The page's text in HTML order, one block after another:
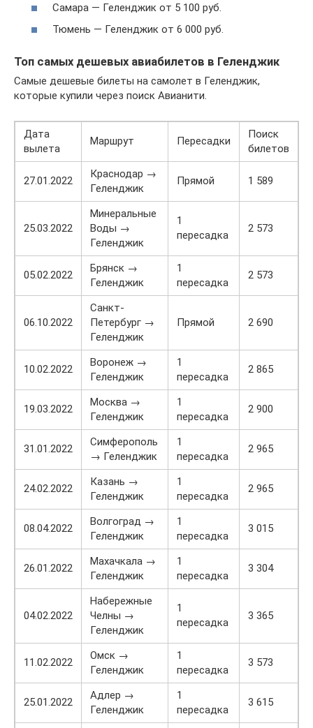
Самара — Геленджик от 5 100 руб.
Тюмень — Геленджик от 6 000 руб.
Топ самых дешевых авиабилетов в Геленджик
Самые дешевые билеты на самолет в Геленджик,
которые купили через поиск Авианити.
Дата
вылета
Маршрут Пересадки
Поиск
билетов
27.01.2022
Краснодар →
Геленджик
Прямой 1 589
25.03.2022
Минеральные
Воды →
Геленджик
1
пересадка
2 573
05.02.2022
Брянск →
Геленджик
1
пересадка
2 573
06.10.2022
Санкт-
Петербург →
Геленджик
Прямой 2 690
10.02.2022
Воронеж →
Геленджик
1
пересадка
2 865
19.03.2022
Москва →
Геленджик
1
пересадка
2 900
31.01.2022
Симферополь
→ Геленджик
1
пересадка
2 965
24.02.2022
Казань →
Геленджик
1
пересадка
2 965
08.04.2022
Волгоград →
Геленджик
1
пересадка
3 015
26.01.2022
Махачкала →
Геленджик
1
пересадка
3 304
04.02.2022
Набережные
Челны →
Геленджик
1
пересадка
3 365
11.02.2022
Омск →
Геленджик
1
пересадка
3 573
25.01.2022
Адлер →
Геленджик
1
пересадка
3 615